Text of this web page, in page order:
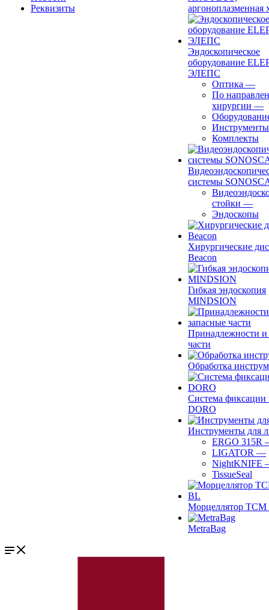
Реквизиты
аргоноплазменная
Эндоскопическое
оборудование
ЭЛЕПС
Оптика —
По
хирургии —
Инструменты
Комплекты
системы
стойки —
Эндоскопы
Хирургические
Beacon
Гибкая эндоскопия
MINDSION
Принадлежности и
части
Обработка
Система фиксации
DORO
Инструменты для
ERGO 315R
LIGATOR —
NightKNIFE
TissueSeal
Морцеллятор ТСМ
MetraBag